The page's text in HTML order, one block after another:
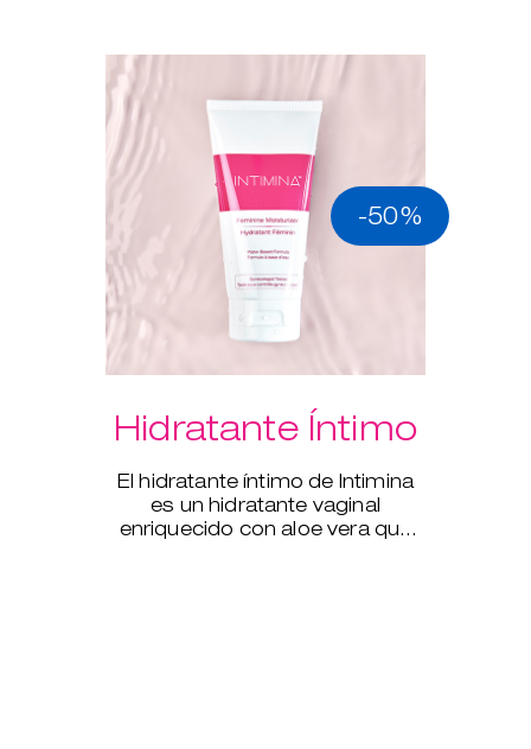
-50%
Hidratante Íntimo
El hidratante íntimo de Intimina
es un hidratante vaginal
enriquecido con aloe vera que